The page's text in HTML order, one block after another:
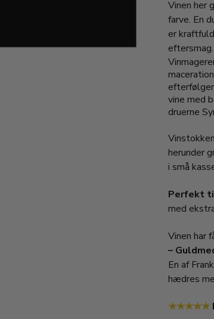
Vinen her
farve. En
er
eftersmag.
vine med
druerne
herunder
i små
Perfekt
med
Vinen har
–
En af
hædres
★★★★★